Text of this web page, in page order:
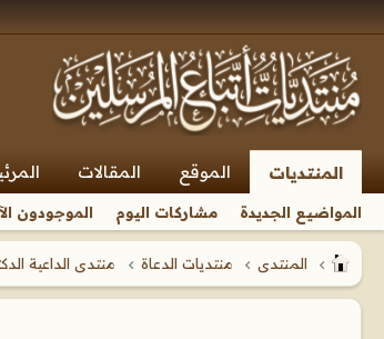
المنتديات الموقع المقالات
المواضيع الجديدة مشاركات اليوم الموجودون
المنتدى منتديات الدعاة منتدى الداعية